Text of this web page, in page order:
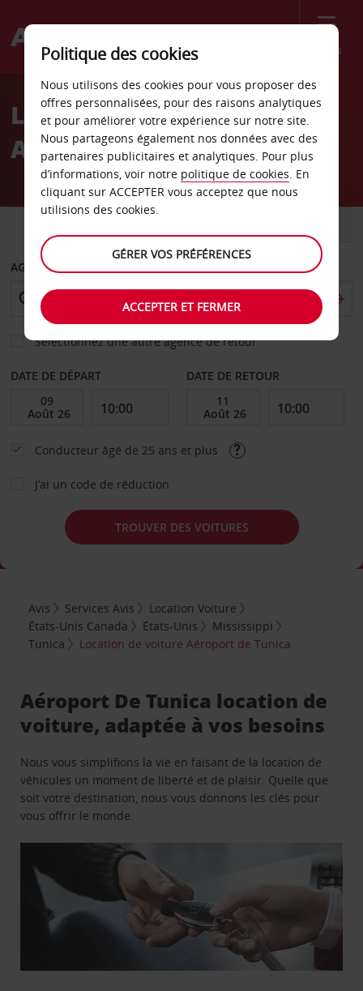
Menu
Welcome
AvisLocation de voiture
Aéroport de Tunica
AGENCE DE DÉPART
Sélectionnez une autre agence de retour
DATE DE DÉPART DATE DE RETOUR
Conducteur âgé de 25 ans et plus
J’ai un code de réduction
TROUVER DES VOITURES
Avis Services Avis
Location Voiture
États-Unis Canada
États-Unis
Mississippi
Tunica
Location de voiture Aéroport de Tunica
Aéroport De Tunica location de
voiture, adaptée à vos besoins
Nous vous simplifions la vie en faisant de la location de
véhicules un moment de liberté et de plaisir. Quelle que
soit votre destination, nous vous donnons les clés pour
vous offrir le monde.
Politique des cookies
Nous utilisons des cookies pour vous proposer des
offres personnalisées, pour des raisons analytiques
et pour améliorer votre expérience sur notre site.
Nous partageons également nos données avec des
partenaires publicitaires et analytiques. Pour plus
d’informations, voir notre politique de cookies. En
cliquant sur ACCEPTER vous acceptez que nous
utilisions des cookies.
GÉRER VOS PRÉFÉRENCES
ACCEPTER ET FERMER